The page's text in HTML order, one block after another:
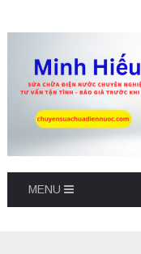
MENU